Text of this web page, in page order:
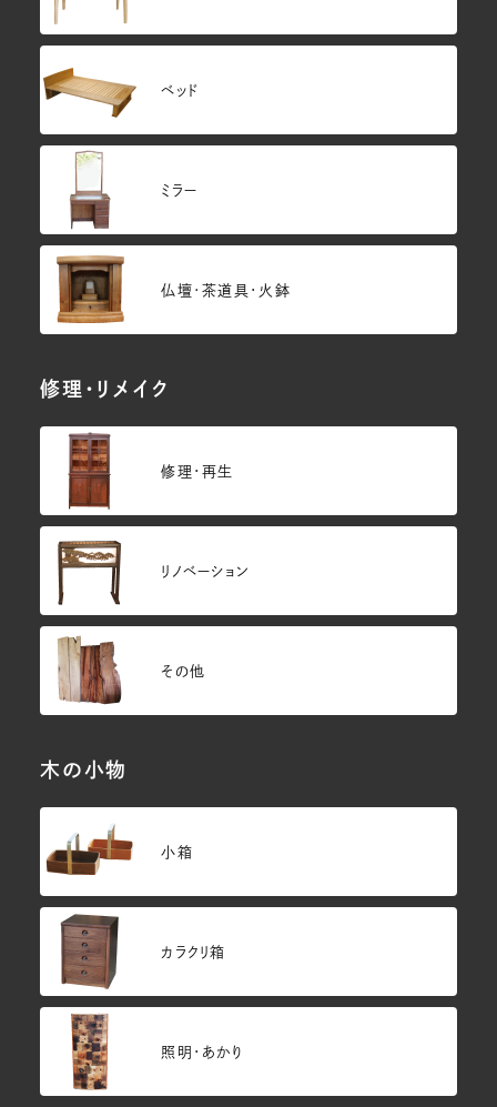
ベッド
ミラー
仏壇･茶道具・火鉢
修理・リメイク
修理・再生
リノベーション
その他
木の小物
小箱
カラクリ箱
照明・あかり